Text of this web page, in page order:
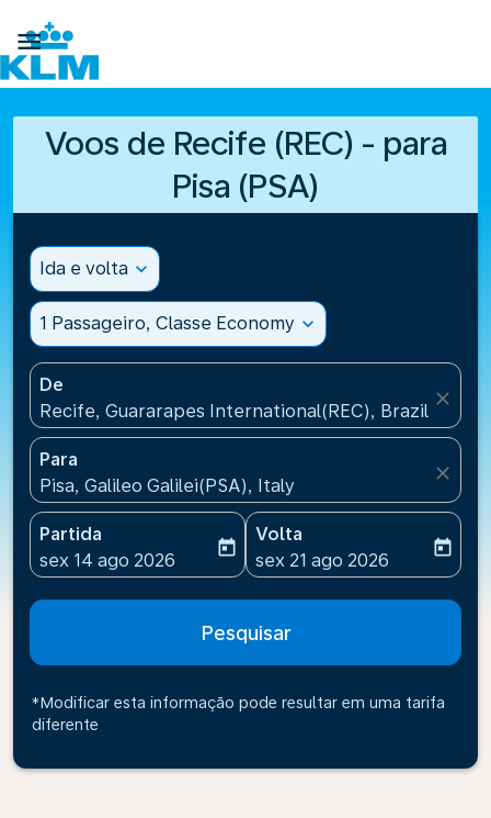

Voos de Recife (REC) - para
Pisa (PSA)
Ida e volta expand_more
1 Passageiro, Classe Economy expand_more
De
Recife, Guararapes International(REC), Brazil
close
Para
Pisa, Galileo Galilei(PSA), Italy
close
Partida
fc-booking-departure-date-aria-label
sex 14 ago 2026
today
Volta
fc-booking-return-date-
sex 21 ago 2026
today
Pesquisar
*Modificar esta informação pode resultar em uma tarifa
diferente